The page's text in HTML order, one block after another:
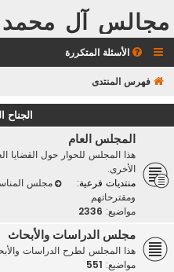
مجالس آل
الأسئلة المتكررة
فهرس المنتدى
الجناح
المجلس العام
هذا المجلس للحوار حول القضايا
الأخرى.
منتديات فرعية:
مجلس
ومقترحاتهم
مواضيع: 2336
مجلس الدراسات والأبحاث
هذا المجلس لطرح الدراسات
مواضيع: 551